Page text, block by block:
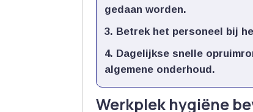
gedaan worden.​
Betrek het personeel bij
Dagelijkse snelle
algemene onderhoud.​
Werkplek hygiëne